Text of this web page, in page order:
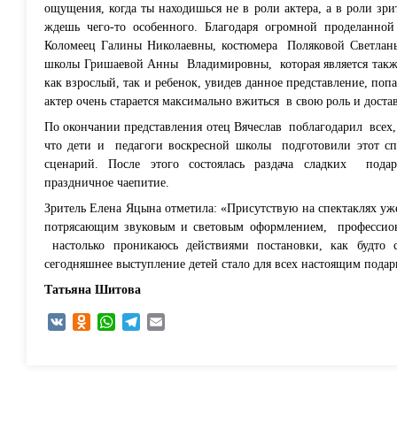
ощущения, когда ты находишься не в роли актера, а в роли
ждешь чего-то особенного. Благодаря огромной
Коломеец Галины Николаевны, костюмера
Поляковой
школы Гришаевой Анны
Владимировны,
которая является
как взрослый, так и ребенок, увидев данное представление,
актер очень старается максимально вжиться в свою роль и
По окончании представления отец Вячеслав
поблагодарил
что дети и
педагоги воскресной школы
подготовили этот
сценарий. После этого состоялась раздача сладких
праздничное чаепитие.
Зритель Елена Яцына отметила: «Присутствую на спектаклях
потрясающим звуковым и световым оформлением,
настолько проникаюсь действиями постановки, как
сегодняшнее выступление детей стало для всех настоящим
Татьяна Шитова
VK Odnoklassniki
WhatsAppTelegram